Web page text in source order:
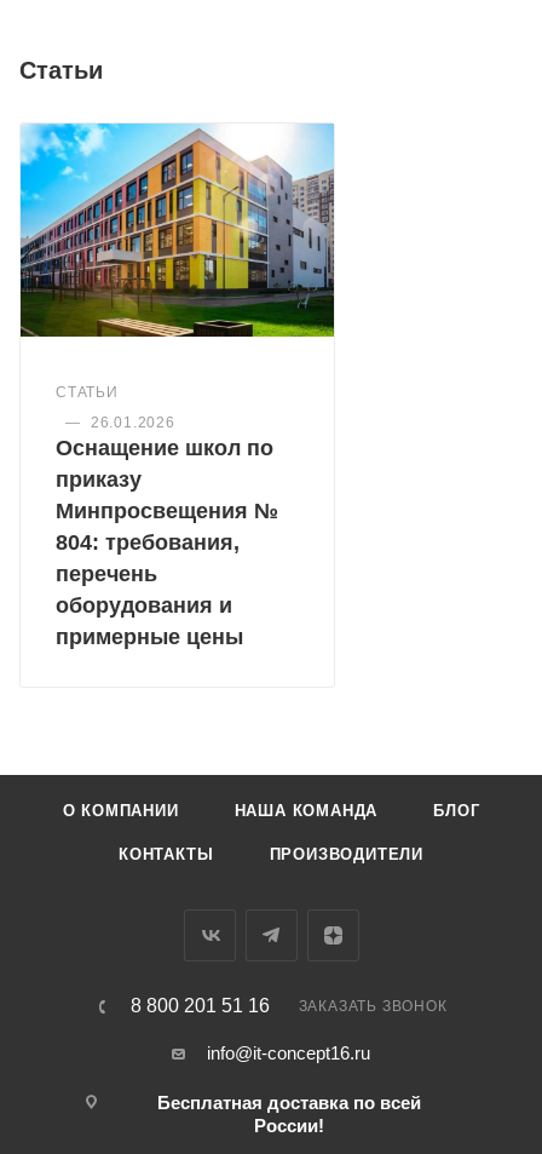
Статьи
СТАТЬИ
—
26.01.2026
Оснащение школ по
приказу
Минпросвещения №
804: требования,
перечень
оборудования и
примерные цены
О КОМПАНИИ НАША КОМАНДА БЛОГ
КОНТАКТЫ ПРОИЗВОДИТЕЛИ
8 800 201 51 16 ЗАКАЗАТЬ ЗВОНОК
info@it-concept16.ru
Бесплатная доставка по всей
России!